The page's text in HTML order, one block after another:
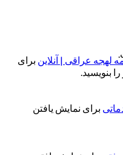
عراقی | آنلاین برای
بنویسید.
برای نمایش یافتن